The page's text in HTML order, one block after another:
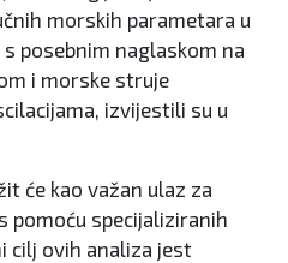
morskih parametara u
posebnim naglaskom na
i morske struje
izvijestili su u
će kao važan ulaz za
pomoću specijaliziranih
cilj ovih analiza jest